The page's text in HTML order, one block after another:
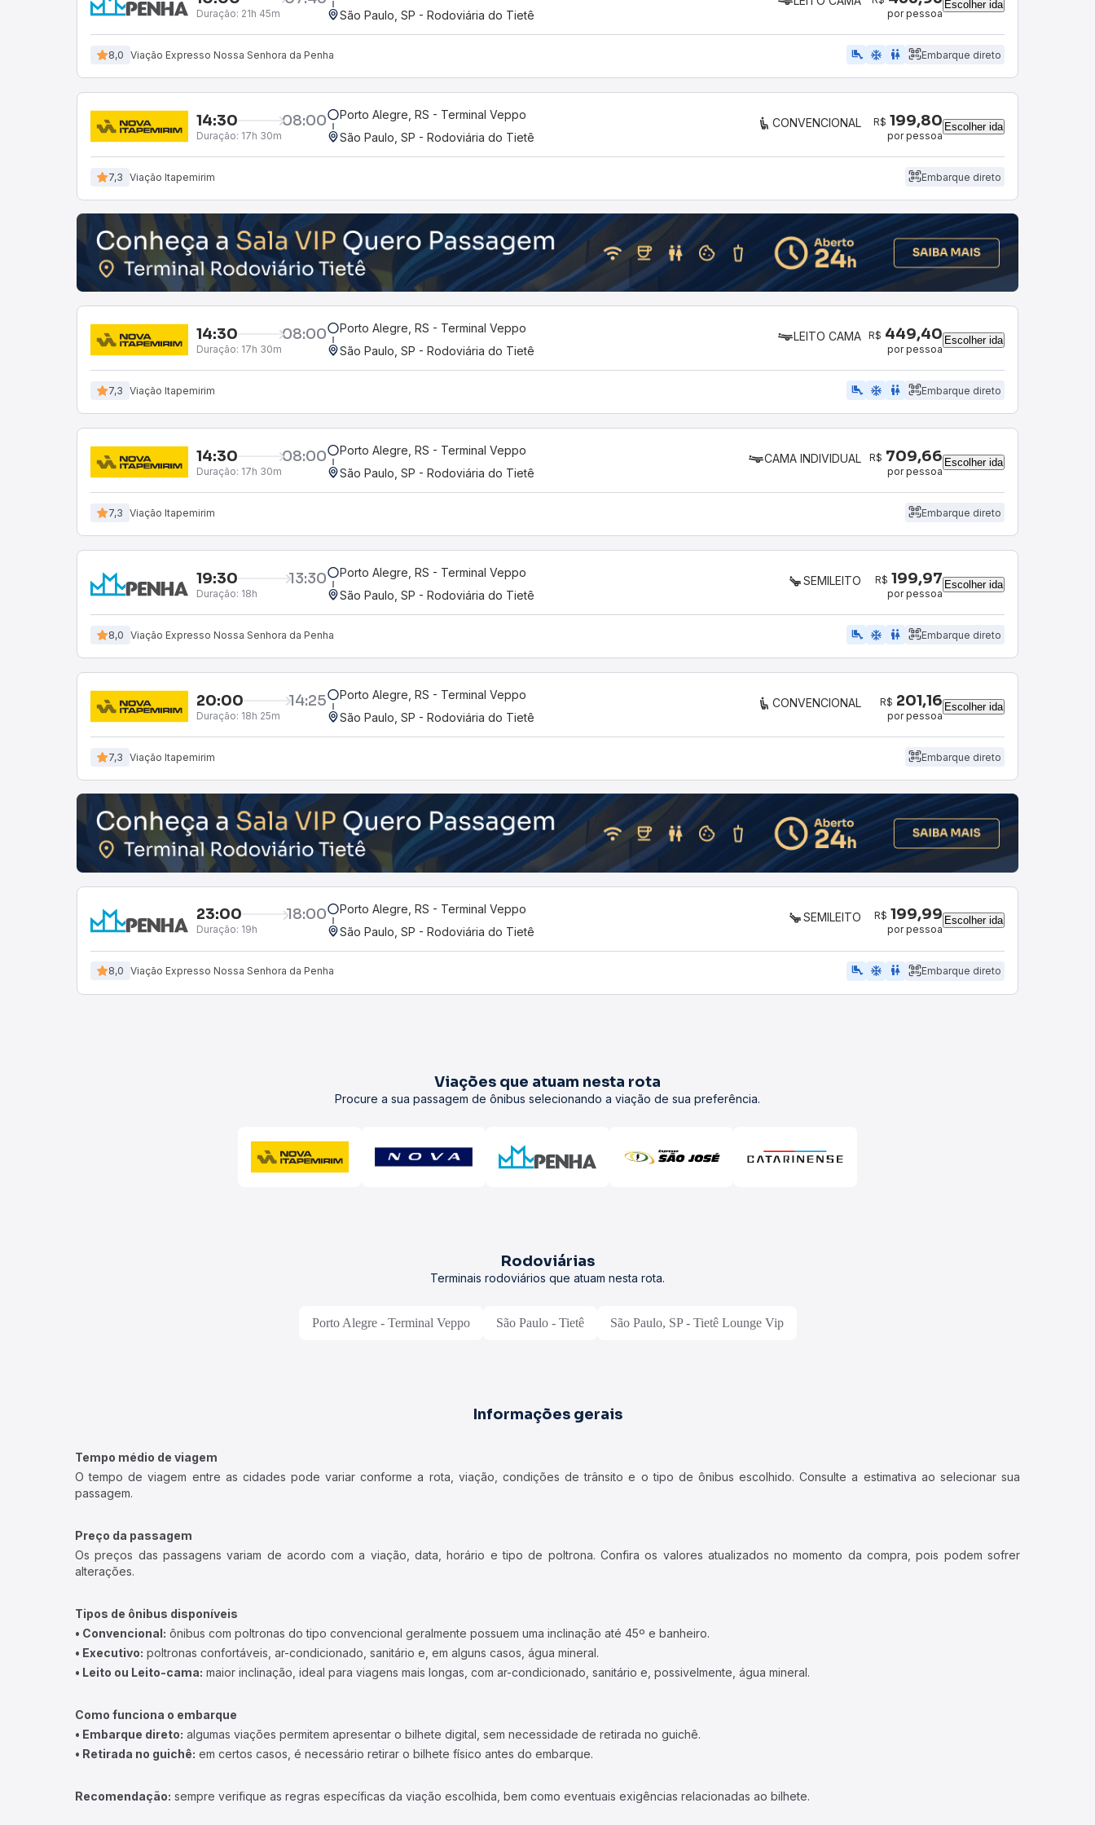
Duração: 21h 45m
São Paulo, SP - Rodoviária do Tietê
por pessoa
Escolher ida
8,0 Viação Expresso Nossa Senhora da Penha airline_seat_legroom_extra ac_unit wc Embarque direto
14:30 08:00
Duração: 17h 30m
Porto Alegre, RS - Terminal Veppo
São Paulo, SP - Rodoviária do Tietê
CONVENCIONAL R$ 199,80
por pessoa
Escolher ida
7,3 Viação Itapemirim Embarque direto
14:30 08:00
Duração: 17h 30m
Porto Alegre, RS - Terminal Veppo
São Paulo, SP - Rodoviária do Tietê
LEITO CAMA R$ 449,40
por pessoa
Escolher ida
7,3 Viação Itapemirim airline_seat_legroom_extra ac_unit wc Embarque direto
14:30 08:00
Duração: 17h 30m
Porto Alegre, RS - Terminal Veppo
São Paulo, SP - Rodoviária do Tietê
CAMA INDIVIDUAL R$ 709,66
por pessoa
Escolher ida
7,3 Viação Itapemirim Embarque direto
19:30 13:30
Duração: 18h
Porto Alegre, RS - Terminal Veppo
São Paulo, SP - Rodoviária do Tietê
SEMILEITO R$ 199,97
por pessoa
Escolher ida
8,0 Viação Expresso Nossa Senhora da Penha airline_seat_legroom_extra ac_unit WC Embarque direto
20:00 14:25
Duração: 18h 25m
Porto Alegre, RS - Terminal Veppo
São Paulo, SP - Rodoviária do Tietê
CONVENCIONAL R$ 201,16
por pessoa
Escolher ida
7,3 Viação Itapemirim Embarque direto
23:00 18:00
Duração: 19h
Porto Alegre, RS - Terminal Veppo
São Paulo, SP - Rodoviária do Tietê
SEMILEITO R$ 199,99
por pessoa
Escolher ida
8,0 Viação Expresso Nossa Senhora da Penha airline_seat_legroom_extra ac_unit WC Embarque direto
Viações que atuam nesta rota
Procure a sua passagem de ônibus selecionando a viação de sua preferência.
Rodoviárias
Terminais rodoviários que atuam nesta rota.
Porto Alegre - Terminal Veppo São Paulo - Tietê São Paulo, SP - Tietê Lounge Vip
Informações gerais
Tempo médio de viagem
O tempo de viagem entre as cidades pode variar conforme a rota, viação, condições de trânsito e o tipo de ônibus escolhido. Consulte a estimativa ao selecionar sua
passagem.
Preço da passagem
Os preços das passagens variam de acordo com a viação, data, horário e tipo de poltrona. Confira os valores atualizados no momento da compra, pois podem sofrer
alterações.
Tipos de ônibus disponíveis
• Convencional: ônibus com poltronas do tipo convencional geralmente possuem uma inclinação até 45º e banheiro.
• Executivo: poltronas confortáveis, ar-condicionado, sanitário e, em alguns casos, água mineral.
• Leito ou Leito-cama: maior inclinação, ideal para viagens mais longas, com ar-condicionado, sanitário e, possivelmente, água mineral.
Como funciona o embarque
• Embarque direto: algumas viações permitem apresentar o bilhete digital, sem necessidade de retirada no guichê.
• Retirada no guichê: em certos casos, é necessário retirar o bilhete físico antes do embarque.
Recomendação: sempre verifique as regras específicas da viação escolhida, bem como eventuais exigências relacionadas ao bilhete.